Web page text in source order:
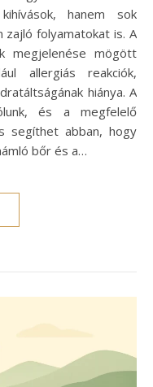
hanem sok
folyamatokat is. A
megjelenése mögött
allergiás reakciók,
hiánya. A
és a megfelelő
segíthet abban, hogy
bőr és a…